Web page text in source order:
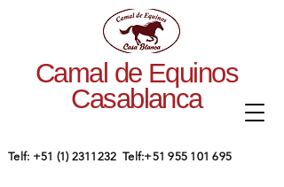
Camal de Equinos
Casablanca
​Telf: +51 (1) 2311232 Telf:+51 955 101 695